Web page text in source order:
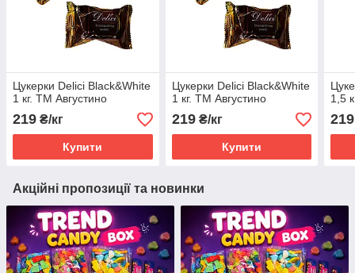
Цукерки Delici Black&White
1 кг. ТМ Августино
219 ₴/кг
Купити
Цукерки Delici Black&White
1 кг. ТМ Августино
219₴/кг
Купити
1,5
219
Акційні пропозиції та новинки